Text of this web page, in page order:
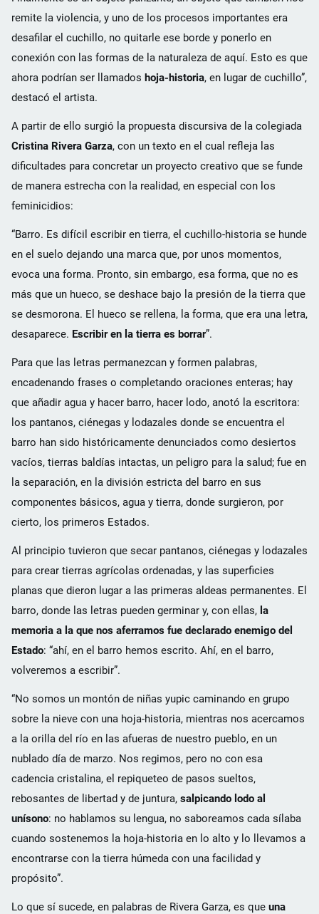
remite la violencia, y uno de los procesos importantes era
desafilar el cuchillo, no quitarle ese borde y ponerlo en
conexión con las formas de la naturaleza de aquí. Esto es que
ahora podrían ser llamados hoja-historia, en lugar de cuchillo”,
destacó el artista.
A partir de ello surgió la propuesta discursiva de la colegiada
Cristina Rivera Garza, con un texto en el cual refleja las
dificultades para concretar un proyecto creativo que se funde
de manera estrecha con la realidad, en especial con los
feminicidios:
“Barro. Es difícil escribir en tierra, el cuchillo-historia se hunde
en el suelo dejando una marca que, por unos momentos,
evoca una forma. Pronto, sin embargo, esa forma, que no es
más que un hueco, se deshace bajo la presión de la tierra que
se desmorona. El hueco se rellena, la forma, que era una letra,
desaparece. Escribir en la tierra es borrar”.
Para que las letras permanezcan y formen palabras,
encadenando frases o completando oraciones enteras; hay
que añadir agua y hacer barro, hacer lodo, anotó la escritora:
los pantanos, ciénegas y lodazales donde se encuentra el
barro han sido históricamente denunciados como desiertos
vacíos, tierras baldías intactas, un peligro para la salud; fue en
la separación, en la división estricta del barro en sus
componentes básicos, agua y tierra, donde surgieron, por
cierto, los primeros Estados.
Al principio tuvieron que secar pantanos, ciénegas y lodazales
para crear tierras agrícolas ordenadas, y las superficies
planas que dieron lugar a las primeras aldeas permanentes. El
barro, donde las letras pueden germinar y, con ellas, la
memoria a la que nos aferramos fue declarado enemigo del
Estado: “ahí, en el barro hemos escrito. Ahí, en el barro,
volveremos a escribir”.
“No somos un montón de niñas yupic caminando en grupo
sobre la nieve con una hoja-historia, mientras nos acercamos
a la orilla del río en las afueras de nuestro pueblo, en un
nublado día de marzo. Nos regimos, pero no con esa
cadencia cristalina, el repiqueteo de pasos sueltos,
rebosantes de libertad y de juntura, salpicando lodo al
unísono: no hablamos su lengua, no saboreamos cada sílaba
cuando sostenemos la hoja-historia en lo alto y lo llevamos a
encontrarse con la tierra húmeda con una facilidad y
propósito”.
Lo que sí sucede, en palabras de Rivera Garza, es que una